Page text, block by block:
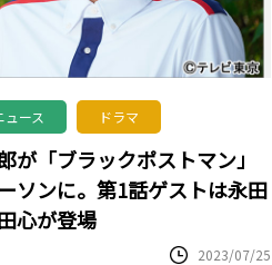
ース ドラマ
が「ブラックポストマン」
ソンに。第1話ゲストは永田
心が登場
2023/07/25